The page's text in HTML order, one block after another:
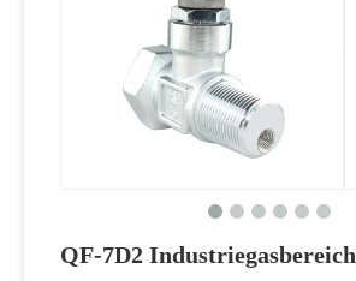
QF-2C Zuverlässige FUHUA-Fabrik SiAN-Markensicherer Industriegasbereich N2 / O2 / Luftzylinder-Klappenventil Messing
QF-7D2 Industriegasbereich